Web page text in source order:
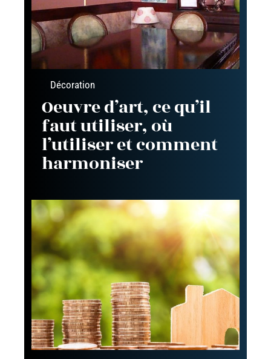
Décoration
Oeuvre d’art, ce qu’il
faut utiliser, où
l’utiliser et comment
harmoniser